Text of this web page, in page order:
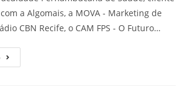
a Algomais, a MOVA - Marketing de
CBN Recife, o CAM FPS - O Futuro…